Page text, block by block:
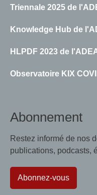
Triennale 2025 de
Knowledge Hub de
HLPDF 2023 de
Observatoire KIX
Abonnement
Restez informé de nos
publications, podcasts,
Abonnez-vous